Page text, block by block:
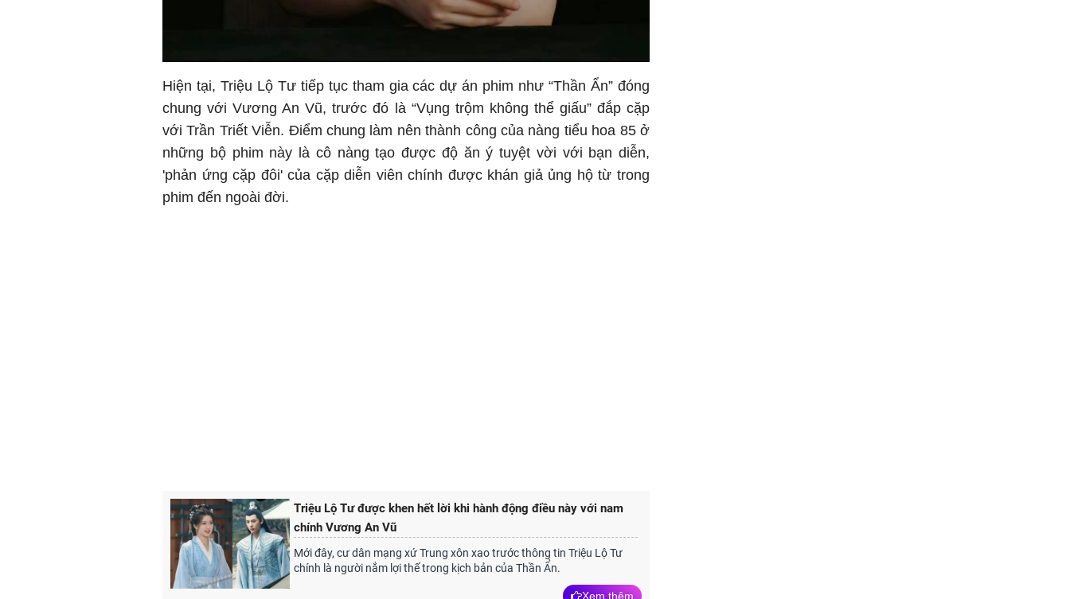
Hiện tại, Triệu Lộ Tư tiếp tục tham gia các dự án phim như “Thần Ẩn” đóng
chung với Vương An Vũ, trước đó là “Vụng trộm không thể giấu” đắp cặp
với Trần Triết Viễn. Điểm chung làm nên thành công của nàng tiểu hoa 85 ở
những bộ phim này là cô nàng tạo được độ ăn ý tuyệt vời với bạn diễn,
'phản ứng cặp đôi' của cặp diễn viên chính được khán giả ủng hộ từ trong
phim đến ngoài đời.
Triệu Lộ Tư được khen hết lời khi hành động điều này với nam
chính Vương An Vũ
Mới đây, cư dân mạng xứ Trung xôn xao trước thông tin Triệu Lộ Tư
chính là người nắm lợi thế trong kịch bản của Thần Ẩn.
Xem thêm